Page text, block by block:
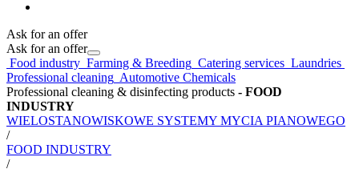
Ask for an offer
Ask for an offer
Food industry Farming & Breeding Catering services Laundries
Professional cleaning Automotive Chemicals
Professional cleaning & disinfecting products - FOOD
INDUSTRY
WIELOSTANOWISKOWE SYSTEMY MYCIA PIANOWEGO
/
FOOD INDUSTRY
/